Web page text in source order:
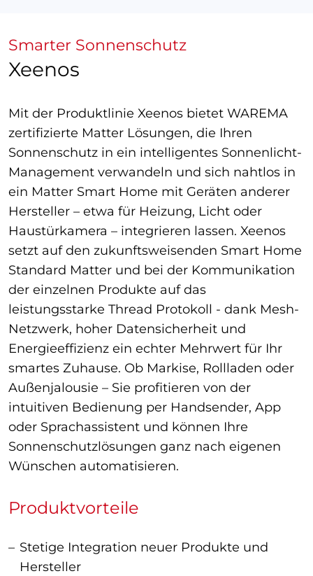
Smarter Sonnenschutz
Xeenos
Mit der Produktlinie Xeenos bietet WAREMA
zertifizierte Matter Lösungen, die Ihren
Sonnenschutz in ein intelligentes Sonnenlicht-
Management verwandeln und sich nahtlos in
ein Matter Smart Home mit Geräten anderer
Hersteller – etwa für Heizung, Licht oder
Haustürkamera – integrieren lassen. Xeenos
setzt auf den zukunftsweisenden Smart Home
Standard Matter und bei der Kommunikation
der einzelnen Produkte auf das
leistungsstarke Thread Protokoll - dank Mesh-
Netzwerk, hoher Datensicherheit und
Energieeffizienz ein echter Mehrwert für Ihr
smartes Zuhause. Ob Markise, Rollladen oder
Außenjalousie – Sie profitieren von der
intuitiven Bedienung per Handsender, App
oder Sprachassistent und können Ihre
Sonnenschutzlösungen ganz nach eigenen
Wünschen automatisieren.
Produktvorteile
Stetige Integration neuer Produkte und
Hersteller